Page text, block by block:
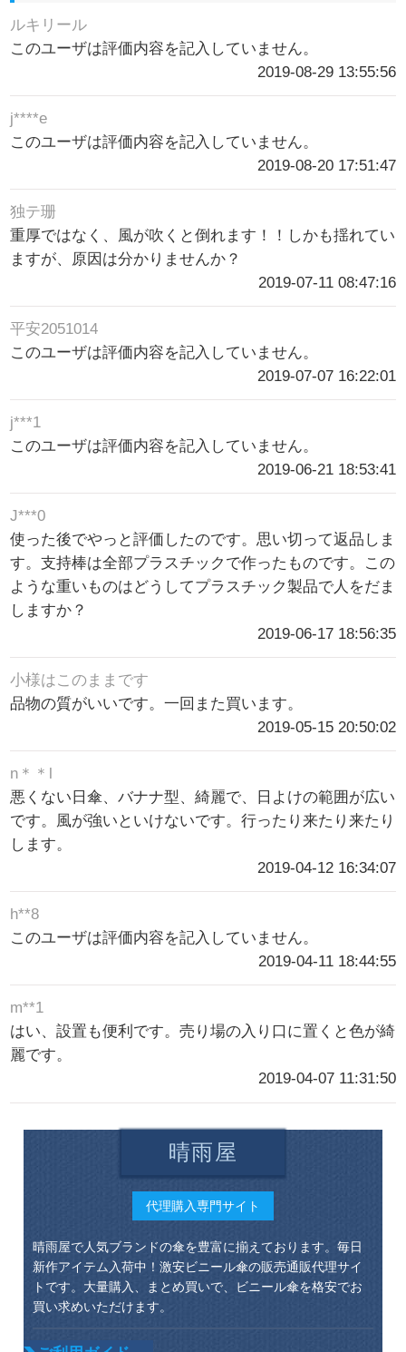
ルキリール
このユーザは評価内容を記入していません。
2019-08-29 13:55:56
j****e
このユーザは評価内容を記入していません。
2019-08-20 17:51:47
独テ珊
重厚ではなく、風が吹くと倒れます！！しかも揺れてい
ますが、原因は分かりませんか？
2019-07-11 08:47:16
平安2051014
このユーザは評価内容を記入していません。
2019-07-07 16:22:01
j***1
このユーザは評価内容を記入していません。
2019-06-21 18:53:41
J***0
使った後でやっと評価したのです。思い切って返品しま
す。支持棒は全部プラスチックで作ったものです。この
ような重いものはどうしてプラスチック製品で人をだま
しますか？
2019-06-17 18:56:35
小様はこのままです
品物の質がいいです。一回また買います。
2019-05-15 20:50:02
n＊＊l
悪くない日傘、バナナ型、綺麗で、日よけの範囲が広い
です。風が強いといけないです。行ったり来たり来たり
します。
2019-04-12 16:34:07
h**8
このユーザは評価内容を記入していません。
2019-04-11 18:44:55
m**1
はい、設置も便利です。売り場の入り口に置くと色が綺
麗です。
2019-04-07 11:31:50
晴雨屋
代理購入専門サイト
晴雨屋で人気ブランドの傘を豊富に揃えております。毎日
新作アイテム入荷中！激安ビニール傘の販売通販代理サイ
トです。大量購入、まとめ買いで、ビニール傘を格安でお
買い求めいただけます。